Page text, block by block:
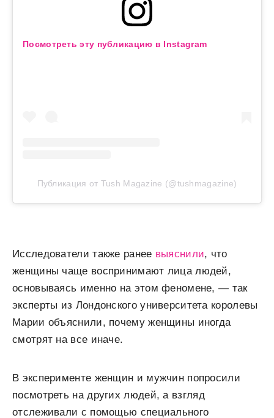
Посмотреть эту публикацию в Instagram
Публикация от Tush Magazine (@tushmagazine)
Исследователи также ранее выяснили, что
женщины чаще воспринимают лица людей,
основываясь именно на этом феномене, — так
эксперты из Лондонского университета королевы
Марии объяснили, почему женщины иногда
смотрят на все иначе.
В эксперименте женщин и мужчин попросили
посмотреть на других людей, а взгляд
отслеживали с помощью специального